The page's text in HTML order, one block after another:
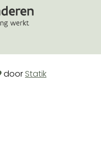
door Statik